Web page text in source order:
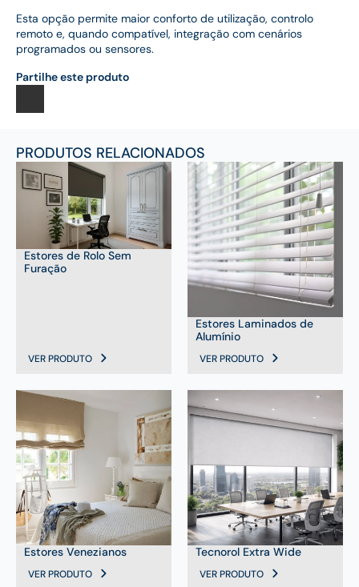
Esta opção permite maior conforto de utilização, controlo
remoto e, quando compatível, integração com cenários
programados ou sensores.
Partilhe este produto
PRODUTOS RELACIONADOS
Estores de Rolo Sem
Furação
VER PRODUTO
Estores Laminados de
Alumínio
VER PRODUTO
Estores Venezianos
VER PRODUTO
Tecnorol Extra Wide
VER PRODUTO